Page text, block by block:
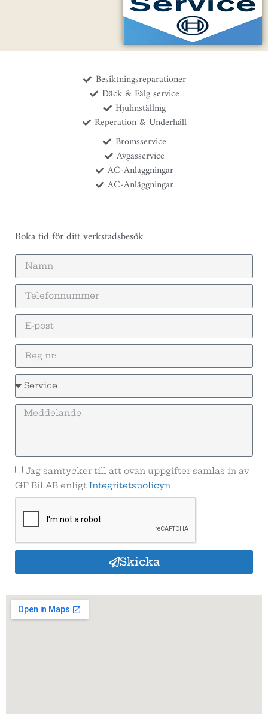
Besiktningsreparationer
Däck & Fälg service
Hjulinställnig
Reperation & Underhåll
Bromsservice
Avgasservice
AC-Anläggningar
AC-Anläggningar
Boka tid för ditt verkstadsbesök
Jag samtycker till att ovan uppgifter samlas in av
GP Bil AB enligt Integritetspolicyn
Skicka